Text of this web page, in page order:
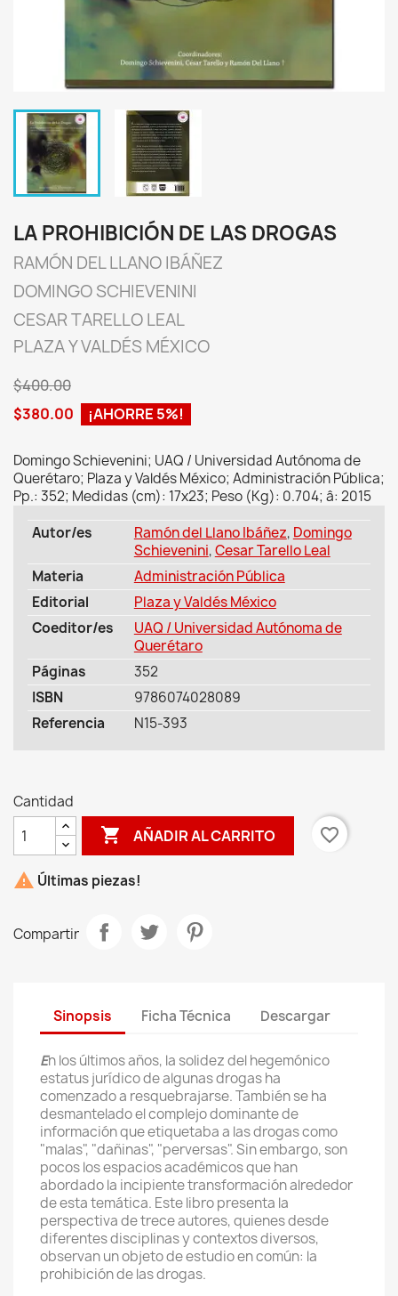
LA PROHIBICIÓN DE LAS DROGAS
RAMÓN DEL LLANO IBÁÑEZ
DOMINGO SCHIEVENINI
CESAR TARELLO LEAL
PLAZA Y VALDÉS MÉXICO
$400.00
$380.00
¡AHORRE 5%!
Domingo Schievenini; UAQ / Universidad Autónoma de
Querétaro; Plaza y Valdés México; Administración Pública;
Pp.: 352; Medidas (cm): 17x23; Peso (Kg): 0.704; â: 2015
Autor/es
Ramón del Llano Ibáñez, Domingo
Schievenini,Cesar Tarello Leal
Materia
Administración Pública
Editorial
Plaza y Valdés México
Coeditor/es
UAQ / Universidad Autónoma de
Querétaro
Páginas
352
ISBN
9786074028089
Referencia
N15-393
Cantidad
 AÑADIR AL CARRITO favorite_border
 Últimas piezas!
Compartir
Sinopsis Ficha Técnica Descargar
En los últimos años, la solidez del hegemónico
estatus jurídico de algunas drogas ha
comenzado a resquebrajarse. También se ha
desmantelado el complejo dominante de
información que etiquetaba a las drogas como
"malas", "dañinas", "perversas". Sin embargo, son
pocos los espacios académicos que han
abordado la incipiente transformación alrededor
de esta temática. Este libro presenta la
perspectiva de trece autores, quienes desde
diferentes disciplinas y contextos diversos,
observan un objeto de estudio en común: la
prohibición de las drogas.